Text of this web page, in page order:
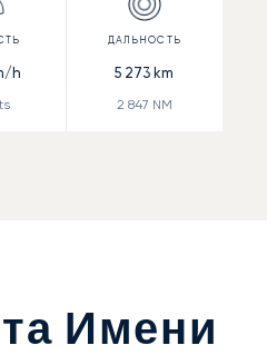
h 5 273 km
2 847 NM
Имени